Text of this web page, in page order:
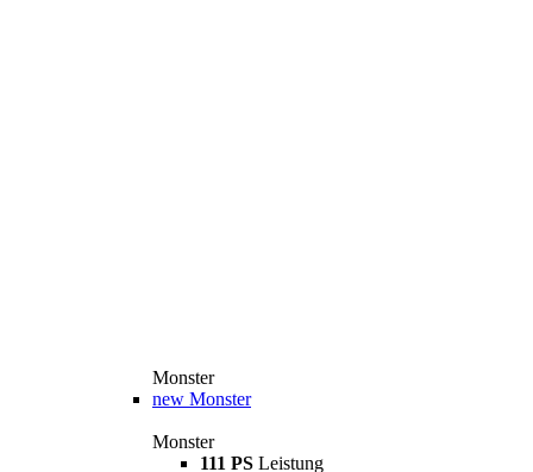
Monster
new Monster
Monster
111 PS Leistung